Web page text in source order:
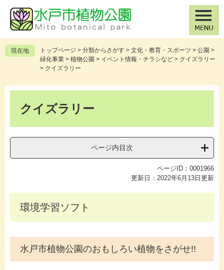
の
先
頭
ー
を
飛
現在地 トップページ > 分類からさがす > 文化・教育・スポーツ > 公園 >
緑化事業 > 植物公園 > イベント情報・チラシなど > クイズラリー
> クイズラリー
クイズラリー
ページ内目次
ページID：0001966
更新日：2022年6月13日更新
環境学習ソフト
水戸市植物公園のおもしろい植物をさがせ!!